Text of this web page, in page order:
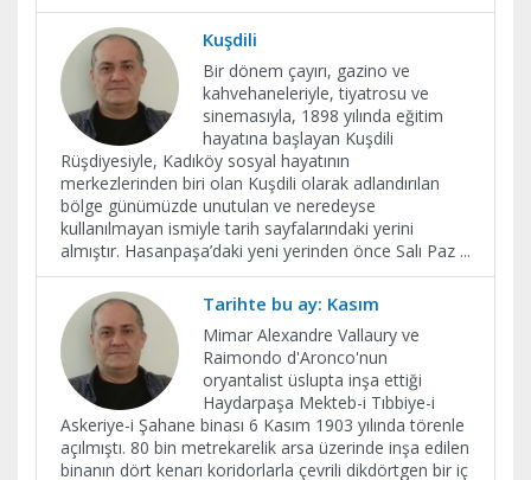
Kuşdili
Bir dönem çayırı, gazino ve
kahvehaneleriyle, tiyatrosu ve
sinemasıyla, 1898 yılında eğitim
hayatına başlayan Kuşdili
Rüşdiyesiyle, Kadıköy sosyal hayatının
merkezlerinden biri olan Kuşdili olarak adlandırılan
bölge günümüzde unutulan ve neredeyse
kullanılmayan ismiyle tarih sayfalarındaki yerini
almıştır. Hasanpaşa’daki yeni yerinden önce Salı Paz ...
Tarihte bu ay: Kasım
Mimar Alexandre Vallaury ve
Raimondo d'Aronco'nun
oryantalist üslupta inşa ettiği
Haydarpaşa Mekteb-i Tıbbiye-i
Askeriye-i Şahane binası 6 Kasım 1903 yılında törenle
açılmıştı. 80 bin metrekarelik arsa üzerinde inşa edilen
binanın dört kenarı koridorlarla çevrili dikdörtgen bir iç